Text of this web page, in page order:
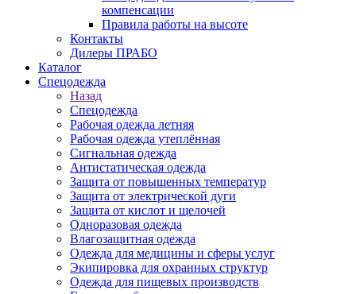
компенсации
Правила работы на высоте
Контакты
Дилеры ПРАБО
Каталог
Спецодежда
Назад
Спецодежда
Рабочая одежда летняя
Рабочая одежда утеплённая
Сигнальная одежда
Антистатическая одежда
Защита от повышенных температур
Защита от электрической дуги
Защита от кислот и щелочей
Одноразовая одежда
Влагозащитная одежда
Одежда для медицины и сферы услуг
Экипировка для охранных структур
Одежда для пищевых производств